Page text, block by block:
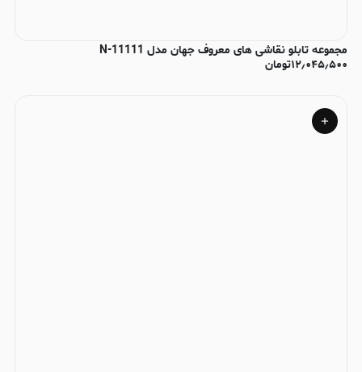
مجموعه تابلو نقاشی های معروف جهان مدل N-11111
۱۲٫۰۴۵٫۵۰۰تومان